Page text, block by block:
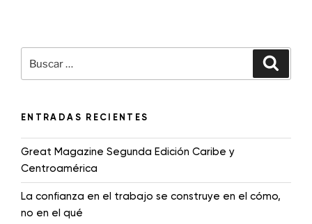
ENTRADAS RECIENTES
Great Magazine Segunda Edición Caribe y
Centroamérica
La confianza en el trabajo se construye en el cómo,
no en el qué